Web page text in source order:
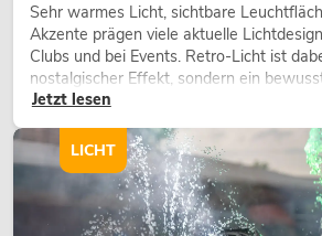
Sehr warmes Licht, sichtbare
Akzente prägen viele aktuelle
Clubs und bei Events. Retro-Licht ist
nostalgischer Effekt, sondern ein
Gestaltungsmittel: Es schafft
Charakter und kann technische LED-
wirken lassen.
Jetzt lesen
LICHT